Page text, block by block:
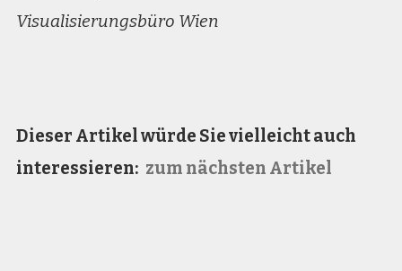
Visualisierungsbüro Wien
Dieser Artikel würde Sie vielleicht auch
interessieren: zum nächsten Artikel